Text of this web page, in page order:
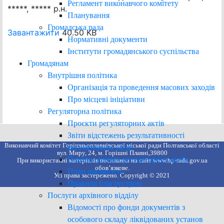
Регламент виконавчого комітету
Планування
Громадська рада
Нормативні документи
Інститути громадянського суспільства
Громадянам
Внутрішня політика
Організація та проведення масових заходів
Про місцеві ініціативи
Регуляторна політика
Проєкти регуляторних актів
Звіти відстежень результативності
регуляторних актів
Перелік діючих регуляторних актів
План діяльності
Правила благоустрою
Послуги архівного відділу
Відомості про фонди документів з
особового складу ліквідованих установ
*****, ***** р.н.
Завантажити40.50 KB
Виконавчий комітет Горішньоплавнівської міської ради Полтавської області
вул. Миру, 24, м. Горішні Плавні,39800
При використанні матеріалів посилання на сайт www.hp-rada.gov.ua
обов’язкове.
Усі права застережено. Copyright © 2021